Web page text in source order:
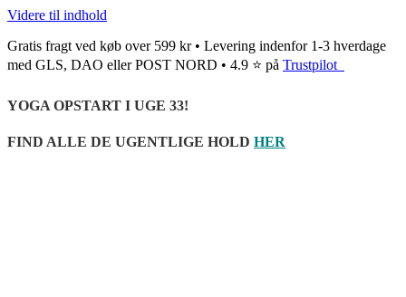
Videre til indhold
Gratis fragt ved køb over 599 kr • Levering indenfor 1-3 hverdage
med GLS, DAO eller POST NORD • 4.9 ⭐ på Trustpilot
YOGA OPSTART I UGE 33!
FIND ALLE DE UGENTLIGE HOLD HER